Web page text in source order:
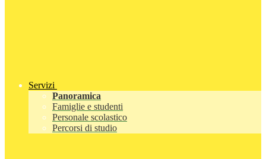
Servizi
Panoramica
Famiglie e studenti
Personale scolastico
Percorsi di studio